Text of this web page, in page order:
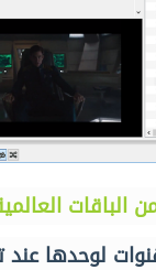
الباقات
لوحدها